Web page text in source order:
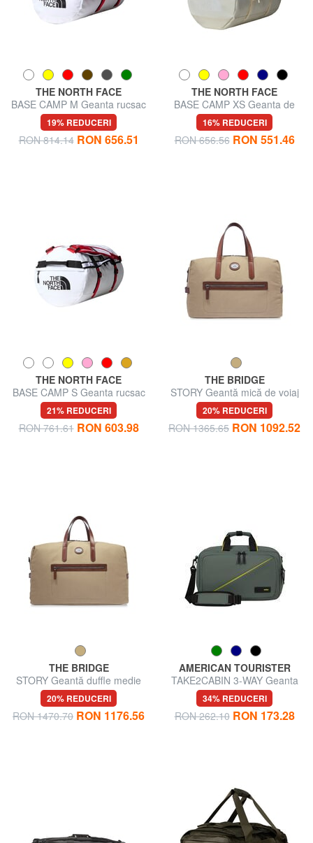
THE NORTH FACE
BASE CAMP M Geanta rucsac
19% REDUCERI
RON 814.14 RON 656.51
THE NORTH FACE
BASE CAMP XS Geanta de
voiaj/Rucsac
16% REDUCERI
RON 656.56 RON 551.46
THE NORTH FACE
BASE CAMP S Geanta rucsac
21% REDUCERI
RON 761.61 RON 603.98
THE BRIDGE
STORY Geantă mică de voiaj
din piele și material textil
20% REDUCERI
RON 1365.65 RON 1092.52
THE BRIDGE
STORY Geantă duffle medie
din piele și material textil
20% REDUCERI
RON 1470.70 RON 1176.56
AMERICAN TOURISTER
TAKE2CABIN 3-WAY Geanta
rucsac sub scaun ok Ryanair
34% REDUCERI
RON 262.10 RON 173.28